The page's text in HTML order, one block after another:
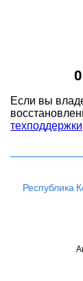
0
Если вы
техподдержки
Республика